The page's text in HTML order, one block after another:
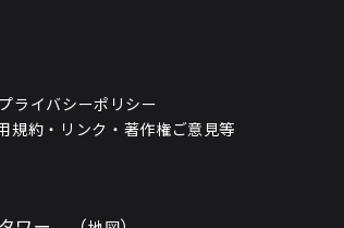
ライバシーポリシー
規約・リンク・著作権ご意見等